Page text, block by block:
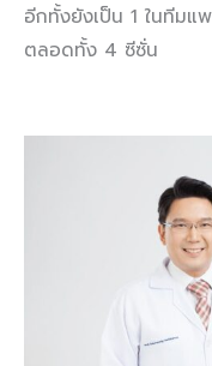
อีกทั้งยังเป็น 1 ในทีม
ตลอดทั้ง 4 ซีซั่น